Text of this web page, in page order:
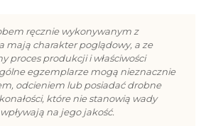
ręcznie wykonywanym z
mają charakter poglądowy, a ze
proces produkcji i właściwości
egzemplarze mogą nieznacznie
odcieniem lub posiadać drobne
które nie stanowią wady
na jego jakość.